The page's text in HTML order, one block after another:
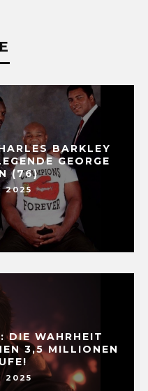
BARKLEY
GEORGE
(76)
2025
DIE WAHRHEIT
3,5 MILLIONEN
2025